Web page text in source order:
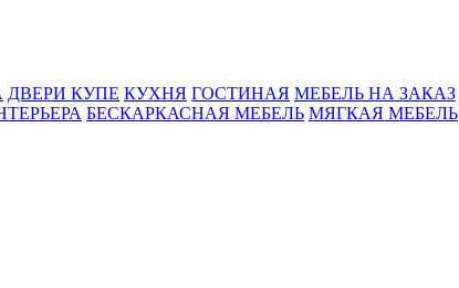
ДВЕРИ КУПЕ КУХНЯ ГОСТИНАЯ МЕБЕЛЬ НА ЗАКАЗ
БЕСКАРКАСНАЯ МЕБЕЛЬ МЯГКАЯ МЕБЕЛЬ